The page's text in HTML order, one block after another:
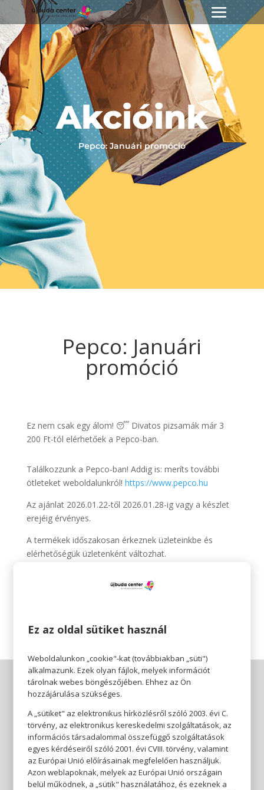
Akcióink
Pepco: Januári promóció
Pepco: Januári
promóció
Ez nem csak egy álom! 😴 Divatos pizsamák már 3
200 Ft-tól elérhetőek a Pepco-ban.
Találkozzunk a Pepco-ban! Addig is: meríts további
ötleteket weboldalunkról! https://www.pepco.hu
Az ajánlat 2026.01.22-től 2026.01.28-ig vagy a készlet
erejéig érvényes.
A termékek időszakosan érkeznek üzleteinkbe és
elérhetőségük üzletenként változhat.
Ez az oldal sütiket használ
Weboldalunkon „cookie"-kat (továbbiakban „süti")
alkalmazunk. Ezek olyan fájlok, melyek információt
tárolnak webes böngészőjében. Ehhez az Ön
hozzájárulása szükséges.
A „sütiket" az elektronikus hírközlésről szóló 2003. évi C.
törvény, az elektronikus kereskedelmi szolgáltatások, az
információs társadalommal összefüggő szolgáltatások
egyes kérdéseiről szóló 2001. évi CVIII. törvény, valamint
az Európai Unió előírásainak megfelelően használjuk.
Azon weblapoknak, melyek az Európai Unió országain
belül működnek, a „sütik" használatához, és ezeknek a